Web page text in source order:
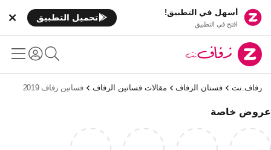
أسهل في التطبيق!
افتح في التطبيق
تحميل التطبيق
زفاف.نت فستان الزفاف مقالات فساتين الزفاف فساتين زفاف 2019
عروض خاصة